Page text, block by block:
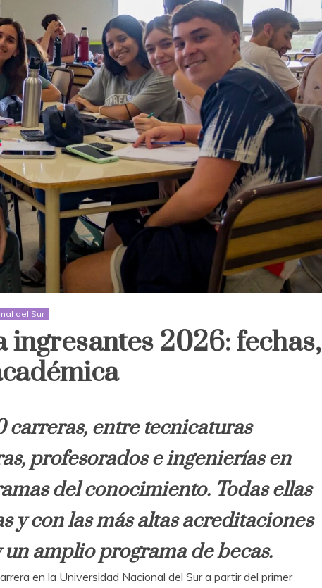
del Sur
2026: fechas,
carreras, entre tecnicaturas
profesorados e ingenierías en
del conocimiento. Todas ellas
y con las más altas acreditaciones
amplio programa de becas.
en la Universidad Nacional del Sur a partir del primer